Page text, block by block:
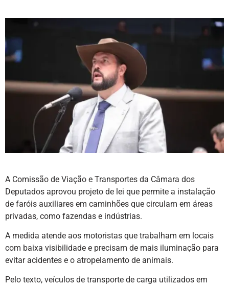
A Comissão de Viação e Transportes da Câmara dos
Deputados aprovou projeto de lei que permite a instalação
de faróis auxiliares em caminhões que circulam em áreas
privadas, como fazendas e indústrias.
A medida atende aos motoristas que trabalham em locais
com baixa visibilidade e precisam de mais iluminação para
evitar acidentes e o atropelamento de animais.
Pelo texto, veículos de transporte de carga utilizados em